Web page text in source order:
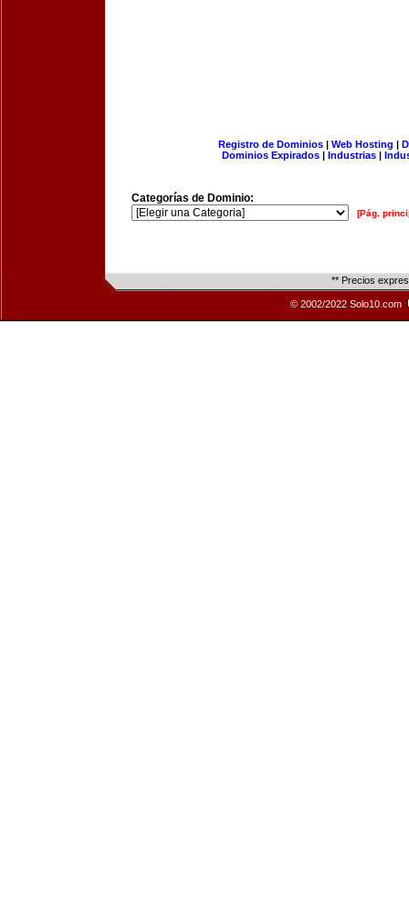
Registro de Dominios| Web Hosting |
Dominios Expirados | Industrias |
Categorías de Dominio:
[Pág.
** Precios
© 2002/2022 Solo10.com